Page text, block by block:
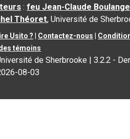
:feu Jean-Claude
Théoret, Université de
Usito ? Contactez-nous
témoins
de Sherbrooke |3.2.2 -
08-03